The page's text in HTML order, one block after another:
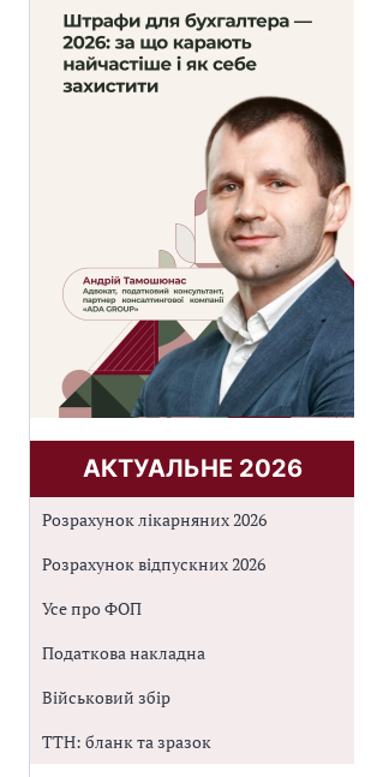
АКТУАЛЬНЕ 2026
Розрахунок лікарняних 2026
Розрахунок відпускних 2026
Усе про ФОП
Податкова накладна
Військовий збір
ТТН: бланк та зразок